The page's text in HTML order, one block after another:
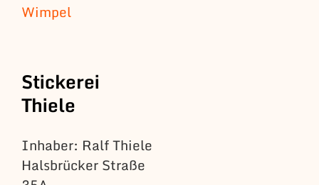
Wimpel
Stickerei
Thiele
Inhaber: Ralf Thiele
Halsbrücker Straße